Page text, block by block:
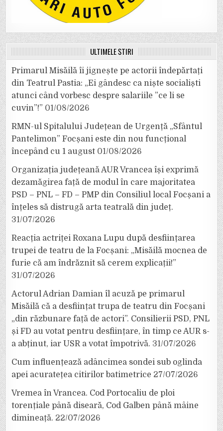
ULTIMELE ȘTIRI
Primarul Misăilă îi jignește pe actorii îndepărtați
din Teatrul Pastia: „Ei gândesc ca niște socialiști
atunci când vorbesc despre salariile ”ce li se
cuvin”!” 01/08/2026
RMN-ul Spitalului Județean de Urgență „Sfântul
Pantelimon” Focșani este din nou funcțional
începând cu 1 august 01/08/2026
Organizația județeană AUR Vrancea își exprimă
dezamăgirea față de modul în care majoritatea
PSD – PNL – FD – PMP din Consiliul local Focșani a
înțeles să distrugă arta teatrală din județ.
31/07/2026
Reacția actriței Roxana Lupu după desființarea
trupei de teatru de la Focșani: „Misăilă mocnea de
furie că am îndrăznit să cerem explicații!”
31/07/2026
Actorul Adrian Damian îl acuză pe primarul
Misăilă că a desființat trupa de teatru din Focșani
„din răzbunare față de actori”. Consilierii PSD, PNL
și FD au votat pentru desființare, în timp ce AUR s-
a abținut, iar USR a votat împotrivă. 31/07/2026
Cum influențează adâncimea sondei sub oglinda
apei acuratețea citirilor batimetrice 27/07/2026
Vremea în Vrancea. Cod Portocaliu de ploi
torențiale până diseară, Cod Galben până mâine
dimineață. 22/07/2026